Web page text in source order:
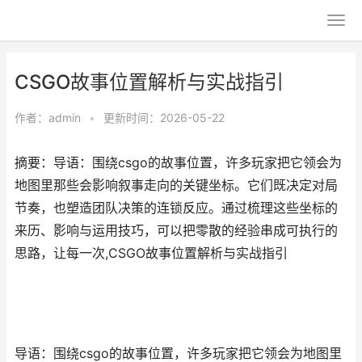
CSGO故事位置解析与实战指引
作者： admin • 更新时间：2026-05-22
摘要：导语：围绕csgo的故事位置，许多玩家把它领会为
地图里那些会影响叙事走向的关键坐标。它们既决定对局
节奏，也塑造团队决策的连锁反应。通过梳理这些坐标的
来历、影响与运用技巧，可以把零散的经验串成可执行的
思路，让每一次,CSGO故事位置解析与实战指引
导语：围绕csgo的故事位置，许多玩家把它领会为地图里